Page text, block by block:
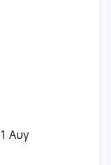
1 Αυγ